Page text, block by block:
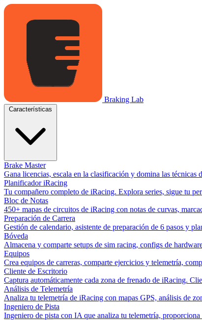
Braking Lab
Brake Master
Gana licencias, escala en la clasificación y domina las
Planificador iRacing
Tu compañero completo de iRacing. Explora series, sigue tu
Bloc de Notas
450+ mapas de circuitos de iRacing con notas de curvas,
Preparación de Carrera
Gestión de calendario, asistente de preparación de 6 pasos y
Bóveda
Almacena y comparte setups de sim racing, configs de
Equipos
Crea equipos de carreras, comparte ejercicios y telemetría,
Cliente de Escritorio
Captura automáticamente cada zona de frenado de iRacing.
Análisis de Telemetría
Analiza tu telemetría de iRacing con mapas GPS, análisis de
Ingeniero de Pista
Ingeniero de pista con IA que analiza tu telemetría,